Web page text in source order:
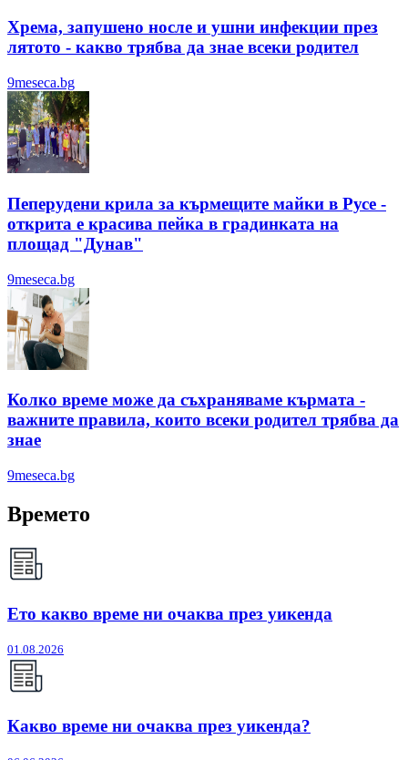
Хрема, запушено носле и ушни инфекции през
лятотo - какво трябва да знае всеки родител
9meseca.bg
Пеперудени крила за кърмещите майки в Русе -
открита е красива пейка в градинката на
площад "Дунав"
9meseca.bg
Колко време може да съхраняваме кърмата -
важните правила, които всеки родител трябва да
знае
9meseca.bg
Времето
Ето какво време ни очаква през уикенда
01.08.2026
Какво време ни очаква през уикенда?